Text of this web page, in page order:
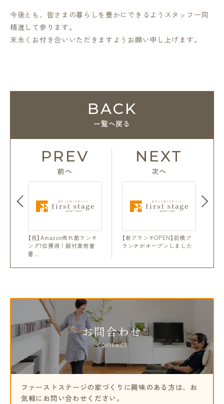
今後とも、皆さまの暮らしを豊かにできるようスタッフ一同
精進して参ります。
末永くお付き合いいただきますようお願い申し上げます。
PREV
前へ
【祝】Amazon売れ筋ランキ
ング1位獲得！飯村真樹著
書…
BACK
一覧へ戻る
【新ブランチOPEN】前橋ブ
ランチがオープンしました
NEXT
次へ
お問合わせ
contact
ファーストステージの家づくりに興味のある方は、 お
気軽にお問い合わせください。